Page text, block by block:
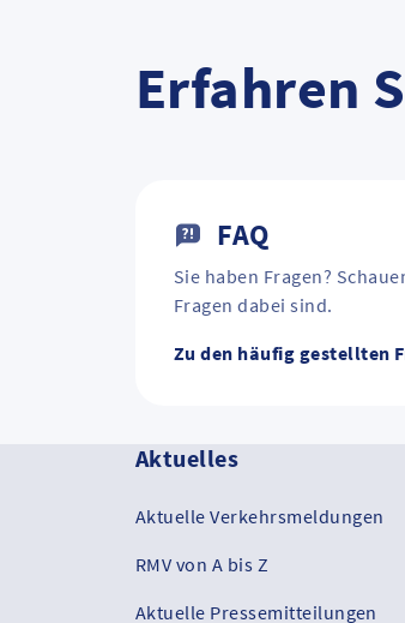
Erfahren
FAQ
Sie haben Fragen?
Fragen dabei sind.
Zu den häufig gestellten
Aktuelles
Aktuelle Verkehrsmeldungen
RMV von A bis Z
Aktuelle Pressemitteilungen